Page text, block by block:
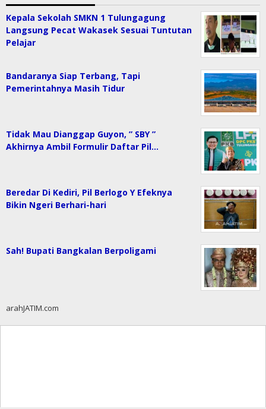
Kepala Sekolah SMKN 1 Tulungagung
Langsung Pecat Wakasek Sesuai Tuntutan
Pelajar
Bandaranya Siap Terbang, Tapi
Pemerintahnya Masih Tidur
Tidak Mau Dianggap Guyon, ” SBY ”
Akhirnya Ambil Formulir Daftar Pil…
Beredar Di Kediri, Pil Berlogo Y Efeknya
Bikin Ngeri Berhari-hari
Sah! Bupati Bangkalan Berpoligami
arahJATIM.com